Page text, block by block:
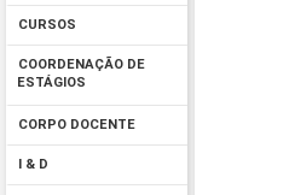
CURSOS
COORDENAÇÃO DE
ESTÁGIOS
CORPO DOCENTE
I & D